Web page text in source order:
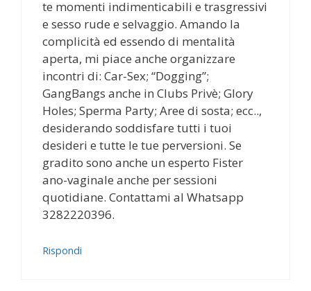
te momenti indimenticabili e trasgressivi
e sesso rude e selvaggio. Amando la
complicità ed essendo di mentalità
aperta, mi piace anche organizzare
incontri di: Car-Sex; “Dogging”;
GangBangs anche in Clubs Privè; Glory
Holes; Sperma Party; Aree di sosta; ecc..,
desiderando soddisfare tutti i tuoi
desideri e tutte le tue perversioni. Se
gradito sono anche un esperto Fister
ano-vaginale anche per sessioni
quotidiane. Contattami al Whatsapp
3282220396.
Rispondi